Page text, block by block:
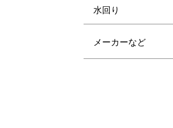
水回り
メーカーなど